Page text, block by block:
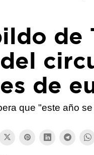
de
de
que "este año